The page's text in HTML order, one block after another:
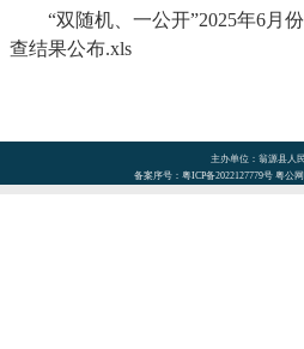
“双随机、一公开”2025年6月
查结果公布.xls
主办单位：翁源县人
备案序号：粤ICP备2022127779号 粤公